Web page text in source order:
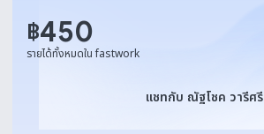
฿450
รายได้ทั้งหมดใน fastwork
แชทกับ ณัฐโชค วารีศรี
แชทกับ ณัฐโชค วารีศรี